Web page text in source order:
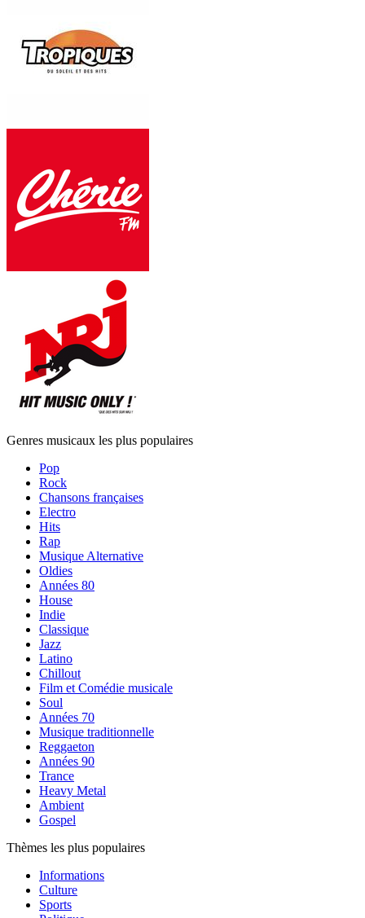
Genres musicaux les plus populaires
Pop
Rock
Chansons françaises
Electro
Hits
Rap
Musique Alternative
Oldies
Années 80
House
Indie
Classique
Jazz
Latino
Chillout
Film et Comédie musicale
Soul
Années 70
Musique traditionnelle
Reggaeton
Années 90
Trance
Heavy Metal
Ambient
Gospel
Thèmes les plus populaires
Informations
Culture
Sports